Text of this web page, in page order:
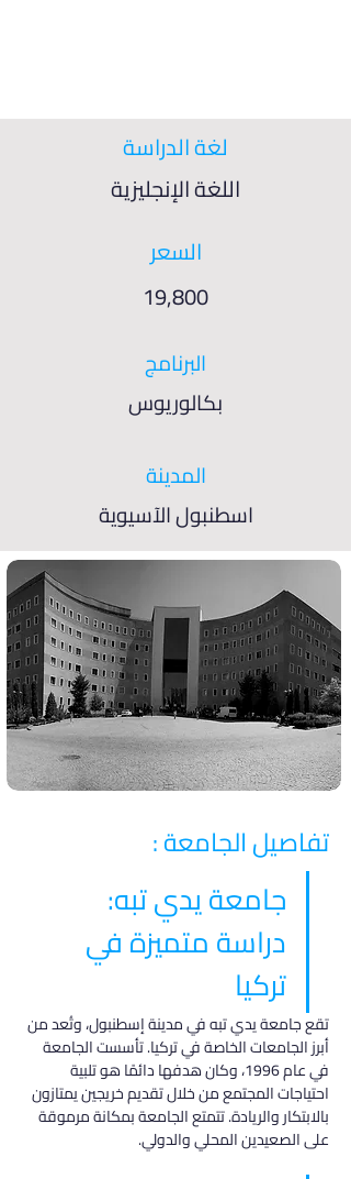
لغة الدراسة
اللغة الإنجليزية
السعر
19,800
البرنامج
بكالوريوس
المدينة
اسطنبول الآسيوية
تفاصيل الجامعة :
جامعة يدي تبه:
دراسة متميزة في
تركيا
تقع جامعة يدي تبه في مدينة إسطنبول، وتُعد من
أبرز الجامعات الخاصة في تركيا. تأسست الجامعة
في عام 1996، وكان هدفها دائمًا هو تلبية
احتياجات المجتمع من خلال تقديم خريجين يمتازون
بالابتكار والريادة. تتمتع الجامعة بمكانة مرموقة
على الصعيدين المحلي والدولي.